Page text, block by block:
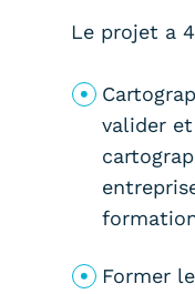
Le projet a
valider
Former